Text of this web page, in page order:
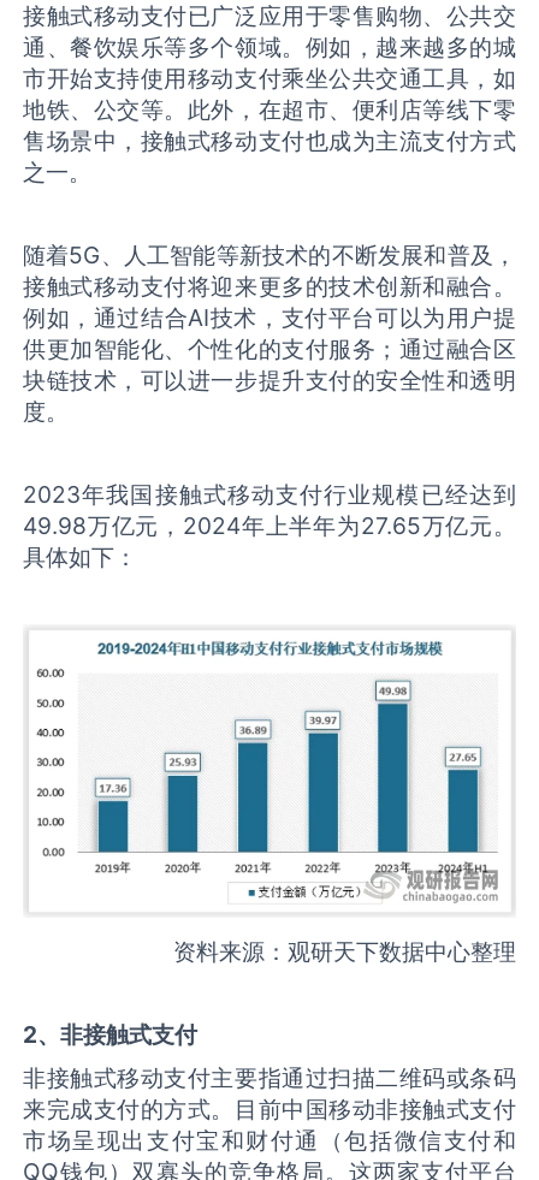
接触式移动支付已广泛应用于零售购物、公共交
通、餐饮娱乐等多个领域。例如，越来越多的城
市开始支持使用移动支付乘坐公共交通工具，如
地铁、公交等。此外，在超市、便利店等线下零
售场景中，接触式移动支付也成为主流支付方式
之一。
随着5G、人工智能等新技术的不断发展和普及，
接触式移动支付将迎来更多的技术创新和融合。
例如，通过结合AI技术，支付平台可以为用户提
供更加智能化、个性化的支付服务；通过融合区
块链技术，可以进一步提升支付的安全性和透明
度。
2023年我国接触式移动支付行业规模已经达到
49.98万亿元，2024年上半年为27.65万亿元。
具体如下：
资料来源：观研天下数据中心整理
2、非接触式支付
非接触式移动支付主要指通过扫描二维码或条码
来完成支付的方式。目前中国移动非接触式支付
市场呈现出支付宝和财付通（包括微信支付和
QQ钱包）双寡头的竞争格局。这两家支付平台